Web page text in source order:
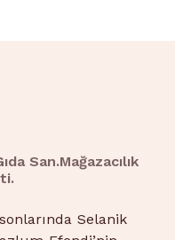
San.Mağazacılık
Selanik